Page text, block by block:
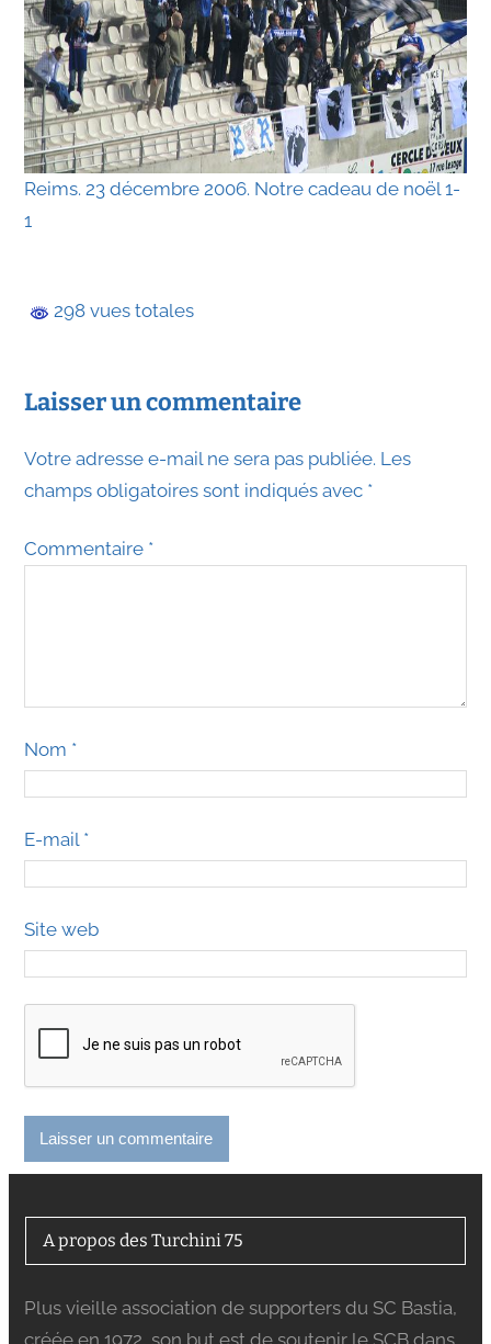
Reims. 23 décembre 2006. Notre cadeau de noël 1-
1
298 vues totales
Laisser un commentaire
Votre adresse e-mail ne sera pas publiée. Les
champs obligatoires sont indiqués avec *
Commentaire *
Nom *
E-mail *
Site web
A propos des Turchini 75
Plus vieille association de supporters du SC Bastia,
créée en 1972, son but est de soutenir le SCB dans